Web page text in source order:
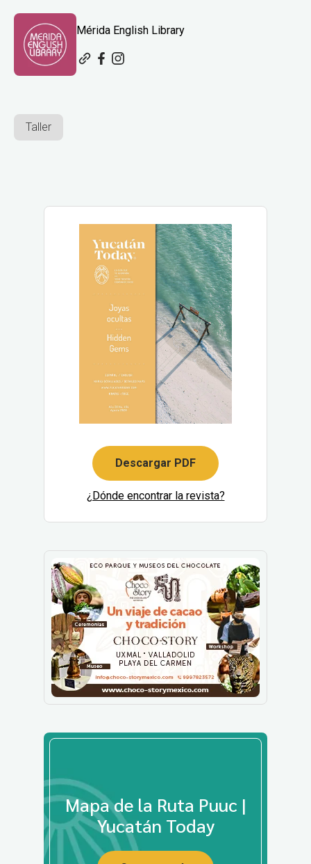
Mérida English Library
Taller
Descargar PDF
¿Dónde encontrar la revista?
Mapa de la Ruta Puuc |
Yucatán Today